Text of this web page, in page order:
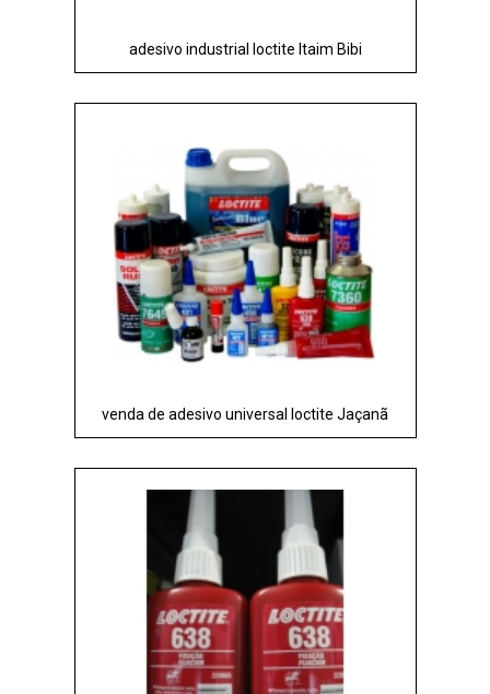
adesivo industrial loctite Itaim Bibi
venda de adesivo universal loctite Jaçanã